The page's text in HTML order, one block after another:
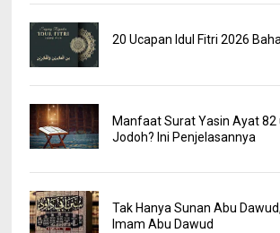
20 Ucapan Idul Fitri 2026
Manfaat Surat Yasin Ayat 82
Jodoh? Ini Penjelasannya
Tak Hanya Sunan Abu
Imam Abu Dawud